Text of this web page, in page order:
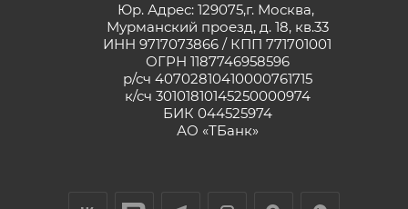
Юр. Адрес: 129075,г. Москва,
Мурманский проезд, д. 18, кв.33
ИНН 9717073866 / КПП 771701001
ОГРН 1187746958596
р/сч 40702810410000761715
к/сч 30101810145250000974
БИК 044525974
АО «ТБанк»